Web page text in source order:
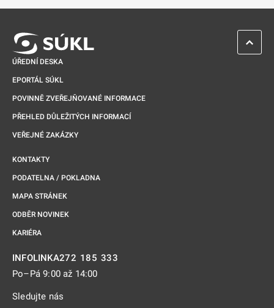
ÚŘEDNÍ DESKA
EPORTÁL SÚKL
POVINNĚ ZVEŘEJŇOVANÉ INFORMACE
PŘEHLED DŮLEŽITÝCH INFORMACÍ
VEŘEJNÉ ZAKÁZKY
KONTAKTY
PODATELNA / POKLADNA
MAPA STRÁNEK
ODBĚR NOVINEK
KARIÉRA
INFOLINKA272 185 333
Po–Pá 9:00 až 14:00
Sledujte nás
ZPĚT